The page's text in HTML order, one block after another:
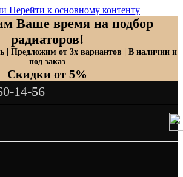
Перейти к основному контенту
Ваше время на подбор
радиаторов!
| Предложим от 3х вариантов | В наличии и
под заказ
Скидки от 5%
14-56